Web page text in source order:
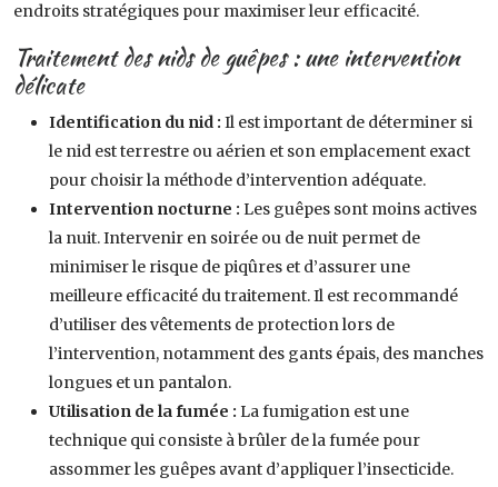
endroits stratégiques pour maximiser leur efficacité.
Traitement des nids de guêpes : une intervention
délicate
Identification du nid : Il est important de déterminer si
le nid est terrestre ou aérien et son emplacement exact
pour choisir la méthode d’intervention adéquate.
Intervention nocturne : Les guêpes sont moins actives
la nuit. Intervenir en soirée ou de nuit permet de
minimiser le risque de piqûres et d’assurer une
meilleure efficacité du traitement. Il est recommandé
d’utiliser des vêtements de protection lors de
l’intervention, notamment des gants épais, des manches
longues et un pantalon.
Utilisation de la fumée : La fumigation est une
technique qui consiste à brûler de la fumée pour
assommer les guêpes avant d’appliquer l’insecticide.